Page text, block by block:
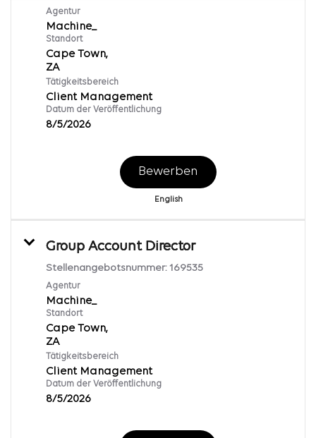
Agentur
Machine_
Standort
Cape Town,
Tätigkeitsbereich
Client Management
Datum der Veröffentlichung
8/5/2026
Bewerben
English
Group Account Director
Stellenangebotsnummer: 169535
Agentur
Machine_
Standort
Cape Town,
Tätigkeitsbereich
Client Management
Datum der Veröffentlichung
8/5/2026